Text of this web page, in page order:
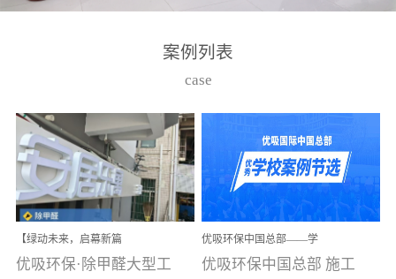
高技能的团队。汇聚了众
取得了多项产品技术专利
和多项国家版权局著作
权，获得高新技术企业称
号。生产优势自主生产自
给自足，优吸公司于2015
在广州番禺区成功建立产
品线生产基地，工厂拥有
案例列表
case
【绿动未来，启幕新篇
章】优吸环保中标深圳安
居乐寓，超大型工装室内
优吸环保·除甲醛大型工
优吸环保中国总部——学
校施工案例(节选)
优吸环保中国总部 施工